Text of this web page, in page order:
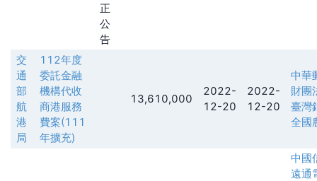
正
公
告
交
通
部
航
港
局
112年度
委託金融
機構代收
商港服務
費案(111
年擴充)
13,610,000
2022-
12-20
2022-
12-20
中華
財團
臺灣
全國
中國
遠通